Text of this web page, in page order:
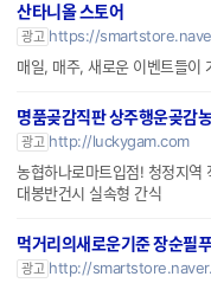
산타니올 스토어
광고 https://
명품곶감직판 상주행운곶감
광고 http://luckygam.com
농협하나로마트입점! 청정지역
대봉반건시 실속형 간식
먹거리의새로운기준 장순필
광고 http://